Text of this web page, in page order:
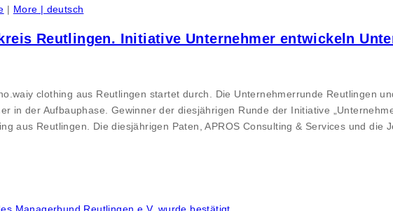
| More | deutsch
Reutlingen. Initiative Unternehmer entwickeln
clothing aus Reutlingen startet durch. Die Unternehmerrunde Reutlingen
in der Aufbauphase. Gewinner der diesjährigen Runde der Initiative
aus Reutlingen. Die diesjährigen Paten, APROS Consulting & Services und die